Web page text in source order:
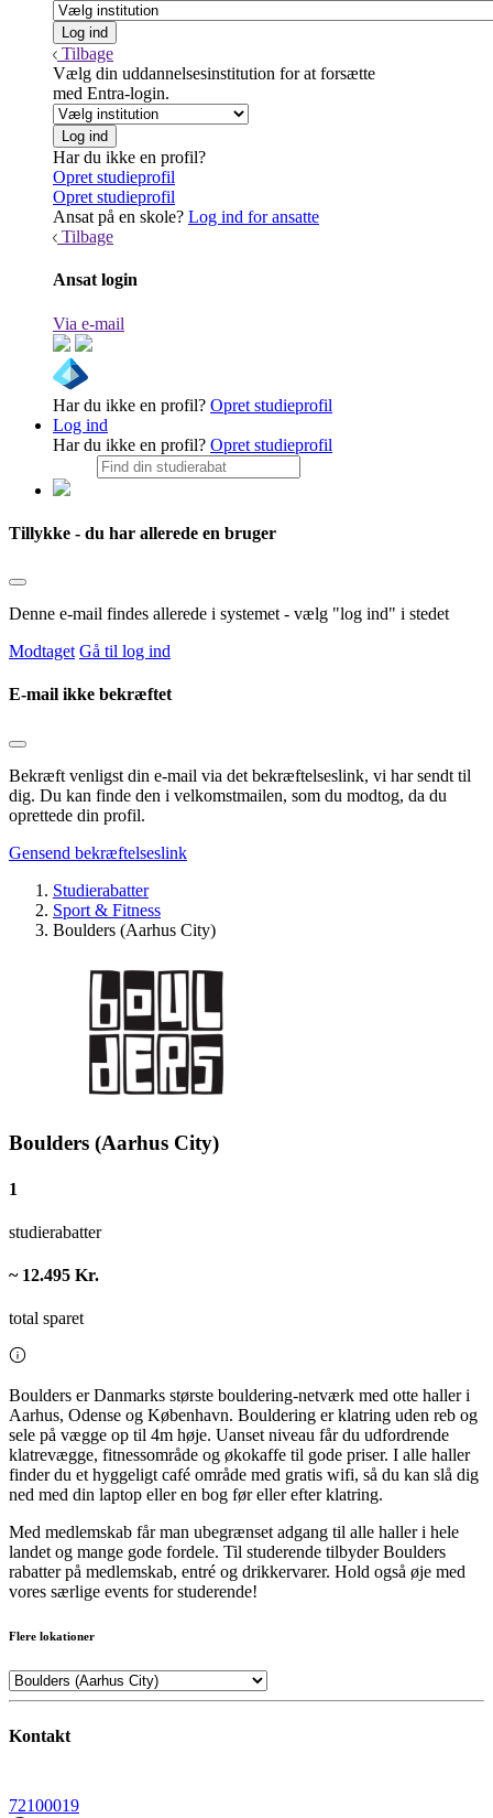
Tilbage
Vælg din uddannelsesinstitution for at forsætte
med Entra-login.
Har du ikke en profil?
Opret studieprofil
Opret studieprofil
Ansat på en skole? Log ind for ansatte
Tilbage
Ansat login
Via e-mail
Har du ikke en profil? Opret studieprofil
Log ind
Har du ikke en profil? Opret studieprofil
Tillykke - du har allerede en bruger
Denne e-mail findes allerede i systemet - vælg "log ind" i stedet
Modtaget Gå til log ind
E-mail ikke bekræftet
Bekræft venligst din e-mail via det bekræftelseslink, vi har sendt til
dig. Du kan finde den i velkomstmailen, som du modtog, da du
oprettede din profil.
Gensend bekræftelseslink
Studierabatter
Sport & Fitness
Boulders (Aarhus City)
Boulders (Aarhus City)
1
studierabatter
~ 12.495 Kr.
total sparet
Boulders er Danmarks største bouldering-netværk med otte haller i
Aarhus, Odense og København. Bouldering er klatring uden reb og
sele på vægge op til 4m høje. Uanset niveau får du udfordrende
klatrevægge, fitnessområde og økokaffe til gode priser. I alle haller
finder du et hyggeligt café område med gratis wifi, så du kan slå dig
ned med din laptop eller en bog før eller efter klatring.
Med medlemskab får man ubegrænset adgang til alle haller i hele
landet og mange gode fordele. Til studerende tilbyder Boulders
rabatter på medlemskab, entré og drikkervarer. Hold også øje med
vores særlige events for studerende!
Flere lokationer
Kontakt
72100019